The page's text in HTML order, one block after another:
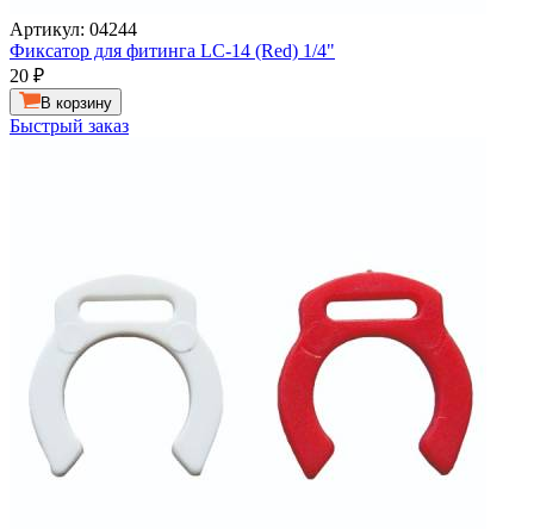
Артикул: 04244
Фиксатор для фитинга LC-14 (Red) 1/4"
20 ₽
В корзину
Быстрый заказ